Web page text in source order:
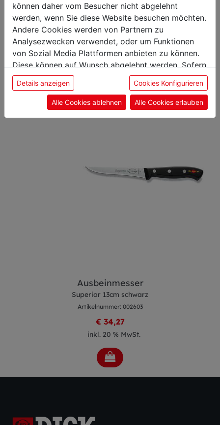
Das könnte Sie auch
interessieren
Ausbeinmesser
Superior 13cm schwarz
Artikelnummer: 002603
€ 34,27
inkl. 20 % MwSt.
Wurstgabel
können daher vom Besucher nicht abgelehnt
werden, wenn Sie diese Website besuchen möchten.
Andere Cookies werden von Partnern zu
Analysezwecken verwendet, oder um Funktionen
von Sozial Media Plattformen anbieten zu können.
Diese können auf Wunsch abgelehnt werden. Sofern
sie unsere Webseite weiter nutzen, geben Sie
Einwilligung zu unseren Cookies.
Details anzeigen Cookies Konfigurieren
Alle Cookies ablehnen Alle Cookies erlauben